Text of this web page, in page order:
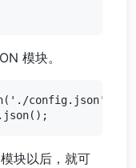
模块。
config.json');
块以后，就可